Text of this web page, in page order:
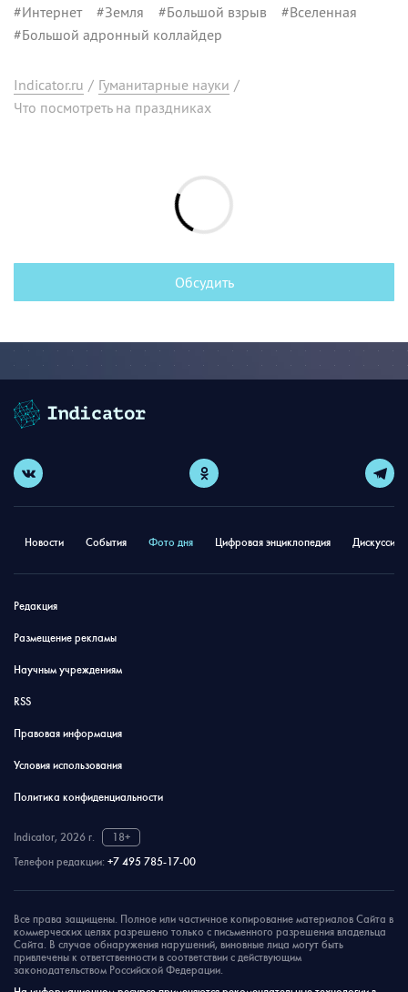
#Интернет#Земля #Большой взрыв #Вселенная
#Большой адронный коллайдер
Indicator.ru / Гуманитарные науки /
Что посмотреть на праздниках
Обсудить
Новости События Фото дня Цифровая энциклопедия
Редакция
Размещение рекламы
Научным учреждениям
RSS
Правовая информация
Условия использования
Политика конфиденциальности
Indicator, 2026 г.
18+
Телефон редакции: +7 495 785-17-00
Все права защищены. Полное или частичное копирование материалов Сайта в
коммерческих целях разрешено только с письменного разрешения владельца
Сайта. В случае обнаружения нарушений, виновные лица могут быть
привлечены к ответственности в соответствии с действующим
законодательством Российской Федерации.